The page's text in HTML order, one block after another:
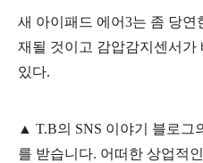
새 아이패드 에어3는 좀 당
재될 것이고 감압감지센서가
있다.
▲ T.B의 SNS 이야기 블 로그
를 받습니다. 어떠한 상업적